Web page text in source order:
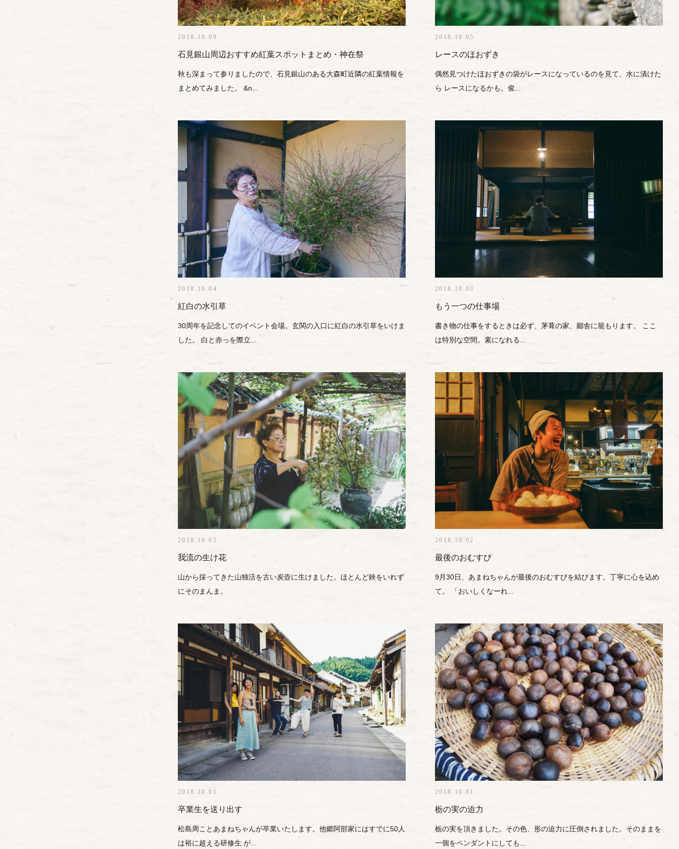
2018.10.09
石見銀山周辺おすすめ紅葉スポットまとめ・神在祭
秋も深まって参りましたので、石見銀山のある大森町近隣の紅葉情報を
まとめてみました。 &n...
2018.10.05
レースのほおずき
偶然見つけたほおずきの袋がレースになっているのを見て、水に漬けた
ら レースになるかも。俊...
2018.10.04
紅白の水引草
30周年を記念してのイベント会場。玄関の入口に紅白の水引草をいけま
した。 白と赤っを際立...
2018.10.03
もう一つの仕事場
書き物の仕事をするときは必ず、茅葺の家、鄙舎に籠もります。 ここ
は特別な空間。素になれる...
2018.10.02
我流の生け花
山から採ってきた山独活を古い炭壺に生けました。ほとんど鋏をいれず
にそのまんま。
2018.10.02
最後のおむすび
9月30日、あまねちゃんが最後のおむすびを結びます。丁寧に心を込め
て。 「おいしくなーれ...
2018.10.01
卒業生を送り出す
松島周ことあまねちゃんが卒業いたします。他郷阿部家にはすでに50人
は裕に超える研修生 が...
2018.10.01
栃の実の迫力
栃の実を頂きました。その色、形の迫力に圧倒されました。そのままを
一個をペンダントにしても...